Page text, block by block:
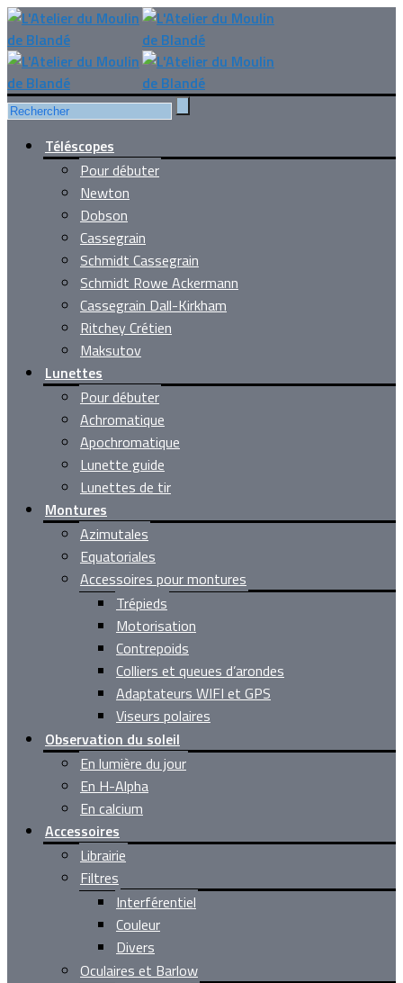
Téléscopes
Pour débuter
Newton
Dobson
Cassegrain
Schmidt Cassegrain
Schmidt Rowe Ackermann
Cassegrain Dall-Kirkham
Ritchey Crétien
Maksutov
Lunettes
Pour débuter
Achromatique
Apochromatique
Lunette guide
Lunettes de tir
Montures
Azimutales
Equatoriales
Accessoires pour montures
Trépieds
Motorisation
Contrepoids
Colliers et queues d’arondes
Adaptateurs WIFI et GPS
Viseurs polaires
Observation du soleil
En lumière du jour
En H-Alpha
En calcium
Accessoires
Librairie
Filtres
Interférentiel
Couleur
Divers
Oculaires et Barlow